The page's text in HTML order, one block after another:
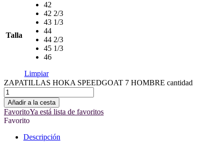
Talla
42
42 2/3
43 1/3
44
44 2/3
45 1/3
46
Limpiar
ZAPATILLAS HOKA SPEEDGOAT 7 HOMBRE cantidad
Añadir a la cesta
FavoritoYa está lista de favoritos
Favorito
Descripción